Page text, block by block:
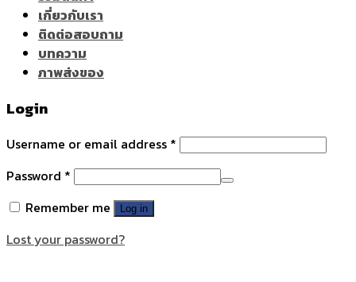
เกี่ยวกับเรา
ติดต่อสอบถาม
บทความ
ภาพส่งของ
Login
Username or email address *
Password *
Remember me
Log in
Lost your password?